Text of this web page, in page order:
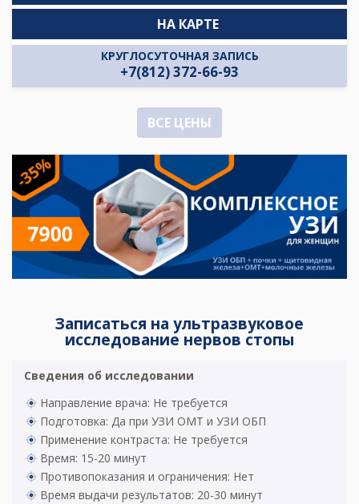
КРУГЛОСУТОЧНАЯ ЗАПИСЬ
+7(812) 372-66-93
НА КАРТЕ
ВСЕ ЦЕНЫ
Записаться на ультразвуковое
исследование нервов стопы
Сведения об исследовании
Направление врача: Не требуется
Подготовка: Да при УЗИ ОМТ и УЗИ ОБП
Применение контраста: Не требуется
Время: 15-20 минут
Противопоказания и ограничения: Нет
Время выдачи результатов: 20-30 минут